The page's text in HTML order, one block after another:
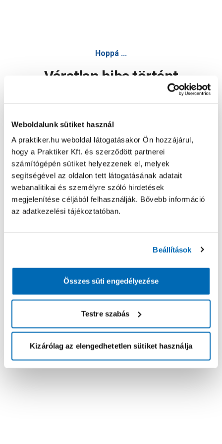
Weboldalunk sütiket használ
A praktiker.hu weboldal látogatásakor Ön hozzájárul,
hogy a Praktiker Kft. és szerződött partnerei
számítógépén sütiket helyezzenek el, melyek
segítségével az oldalon tett látogatásának adatait
webanalitikai és személyre szóló hirdetések
megjelenítése céljából felhasználják. Bővebb információ
az adatkezelési tájékoztatóban.
Beállítások
Összes süti engedélyezése
Testre szabás
Kizárólag az elengedhetetlen sütiket használja
Hoppá ...
Váratlan hiba történt
Oldal újratöltése